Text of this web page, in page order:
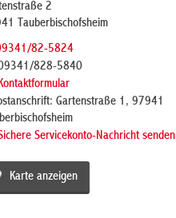
2
Tauberbischofsheim
82-5824
828-5840
Gartenstraße 1, 97941
Servicekonto-Nachricht senden
Karte anzeigen